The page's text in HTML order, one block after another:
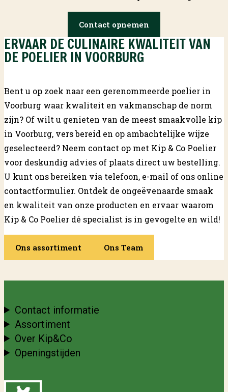
Contact opnemen
ERVAAR DE CULINAIRE KWALITEIT VAN
DE POELIER IN VOORBURG
Bent u op zoek naar een gerenommeerde poelier in
Voorburg waar kwaliteit en vakmanschap de norm
zijn? Of wilt u genieten van de meest smaakvolle kip
in Voorburg, vers bereid en op ambachtelijke wijze
geselecteerd? Neem contact op met Kip & Co Poelier
voor deskundig advies of plaats direct uw bestelling.
U kunt ons bereiken via telefoon, e-mail of ons online
contactformulier. Ontdek de ongeëvenaarde smaak
en kwaliteit van onze producten en ervaar waarom
Kip & Co Poelier dé specialist is in gevogelte en wild!
Ons assortiment Ons Team
Contact informatie
Assortiment
Over Kip&Co
Openingstijden